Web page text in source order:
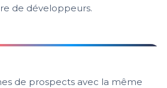
de développeurs.
de prospects avec la même